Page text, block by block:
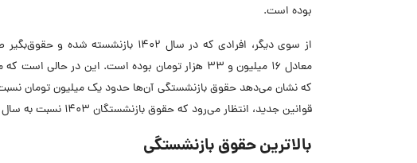
بوده است.
از سوی دیگر، افرادی که در سال ۱۴۰۲
که نشان می‌دهد حقوق بازنشستگی آن‌ها حدود یک میلیون تومان
قوانین جدید، انتظار می‌رود که حقوق بازنشستگان 1403 نسبت به سال 1402 وضعیت بهتری داشته داشته باشد.
بالاترین حقوق بازنشستگی